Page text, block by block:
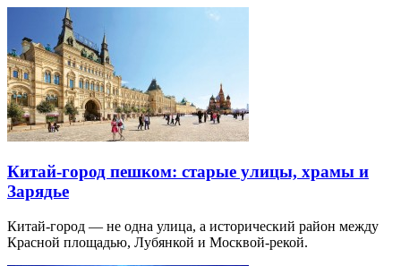
Китай-город пешком: старые улицы, храмы и
Зарядье
Китай-город — не одна улица, а исторический район между
Красной площадью, Лубянкой и Москвой-рекой.